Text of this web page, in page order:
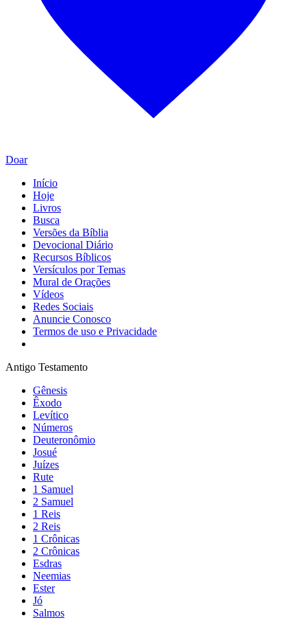
Doar
Início
Hoje
Livros
Busca
Versões da Bíblia
Devocional Diário
Recursos Bíblicos
Versículos por Temas
Mural de Orações
Vídeos
Redes Sociais
Anuncie Conosco
Termos de uso e Privacidade
Antigo Testamento
Gênesis
Êxodo
Levítico
Números
Deuteronômio
Josué
Juízes
Rute
1 Samuel
2 Samuel
1 Reis
2 Reis
1 Crônicas
2 Crônicas
Esdras
Neemias
Ester
Jó
Salmos